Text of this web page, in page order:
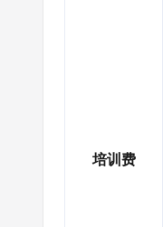
培训费